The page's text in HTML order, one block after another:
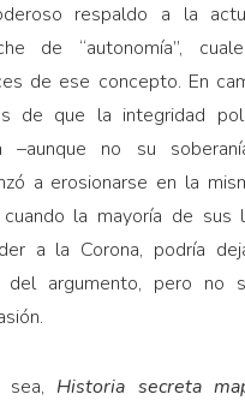
respaldo a la
de “autonomía”,
de ese concepto. En
de que la integridad
–aunque no su
a erosionarse en la
cuando la mayoría de sus
a la Corona, podría
del argumento, pero no
sea, Historia secreta